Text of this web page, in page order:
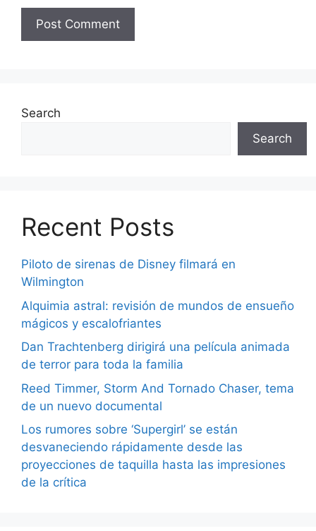
Search
Search
Recent Posts
Piloto de sirenas de Disney filmará en
Wilmington
Alquimia astral: revisión de mundos de ensueño
mágicos y escalofriantes
Dan Trachtenberg dirigirá una película animada
de terror para toda la familia
Reed Timmer, Storm And Tornado Chaser, tema
de un nuevo documental
Los rumores sobre ‘Supergirl’ se están
desvaneciendo rápidamente desde las
proyecciones de taquilla hasta las impresiones
de la crítica